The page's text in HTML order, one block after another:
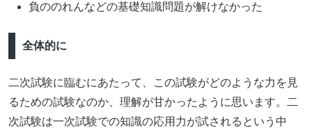
負ののれんなどの基礎知識問題が解けなかった
全体的に
二次試験に臨むにあたって、この試験がどのような力を見
るための試験なのか、理解が甘かったように思います。二
次試験は一次試験での知識の応用力が試されるという中